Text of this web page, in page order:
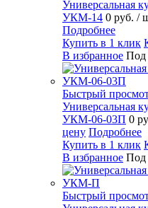
Универсальная
УКМ-14 0 руб. /
Подробнее
Купить в 1 клик
В избранное Под
Быстрый
Универсальная
УКМ-06-03П 0
цену Подробнее
Купить в 1 клик
В избранное Под
Быстрый